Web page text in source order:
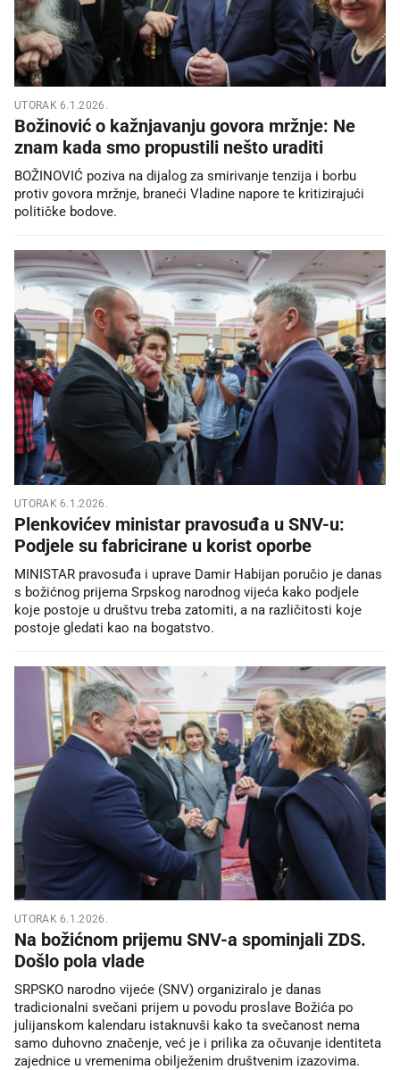
UTORAK 6.1.2026.
Božinović o kažnjavanju govora mržnje: Ne
znam kada smo propustili nešto uraditi
BOŽINOVIĆ poziva na dijalog za smirivanje tenzija i borbu
protiv govora mržnje, braneći Vladine napore te kritizirajući
političke bodove.
UTORAK 6.1.2026.
Plenkovićev ministar pravosuđa u SNV-u:
Podjele su fabricirane u korist oporbe
MINISTAR pravosuđa i uprave Damir Habijan poručio je danas
s božićnog prijema Srpskog narodnog vijeća kako podjele
koje postoje u društvu treba zatomiti, a na različitosti koje
postoje gledati kao na bogatstvo.
UTORAK 6.1.2026.
Na božićnom prijemu SNV-a spominjali ZDS.
Došlo pola vlade
SRPSKO narodno vijeće (SNV) organiziralo je danas
tradicionalni svečani prijem u povodu proslave Božića po
julijanskom kalendaru istaknuvši kako ta svečanost nema
samo duhovno značenje, već je i prilika za očuvanje identiteta
zajednice u vremenima obilježenim društvenim izazovima.